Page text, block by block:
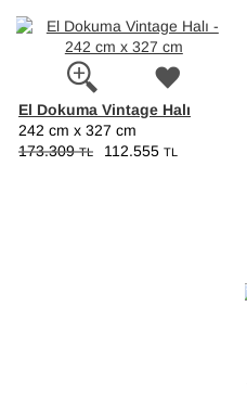
El Dokuma Vintage Halı
242 cm x 327 cm
173.309TL 112.555 TL